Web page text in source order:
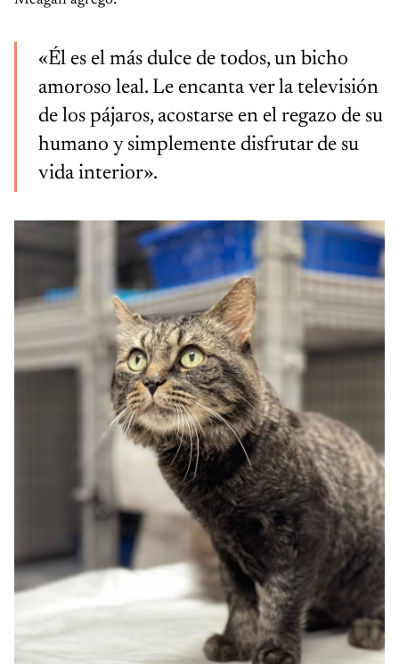
«Él es el más dulce de todos, un bicho
amoroso leal. Le encanta ver la televisión
de los pájaros, acostarse en el regazo de su
humano y simplemente disfrutar de su
vida interior».